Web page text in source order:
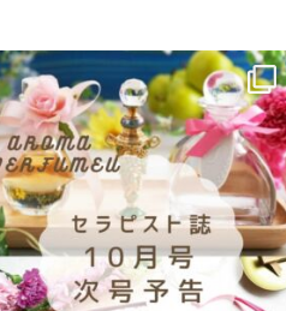
いのか」を受け取る
高の未来」
けグセから勝ちグセへ〜
の策略
もの